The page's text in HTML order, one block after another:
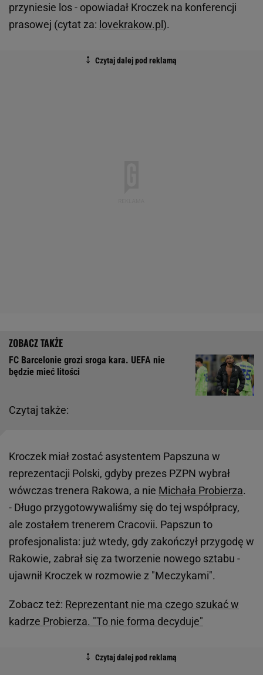
przyniesie los - opowiadał Kroczek na konferencji
prasowej (cytat za: lovekrakow.pl).
Czytaj także:
FC Barcelonie grozi sroga kara. UEFA nie
będzie mieć litości
Kroczek miał zostać asystentem Papszuna w
reprezentacji Polski, gdyby prezes PZPN wybrał
wówczas trenera Rakowa, a nie Michała Probierza.
- Długo przygotowywaliśmy się do tej współpracy,
ale zostałem trenerem Cracovii. Papszun to
profesjonalista: już wtedy, gdy zakończył przygodę w
Rakowie, zabrał się za tworzenie nowego sztabu -
ujawnił Kroczek w rozmowie z "Meczykami".
Zobacz też: Reprezentant nie ma czego szukać w
kadrze Probierza. "To nie forma decyduje"